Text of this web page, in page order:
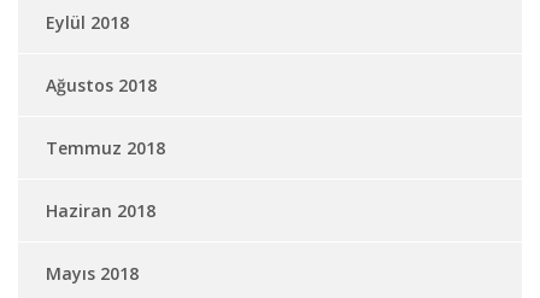
Eylül 2018
Ağustos 2018
Temmuz 2018
Haziran 2018
Mayıs 2018